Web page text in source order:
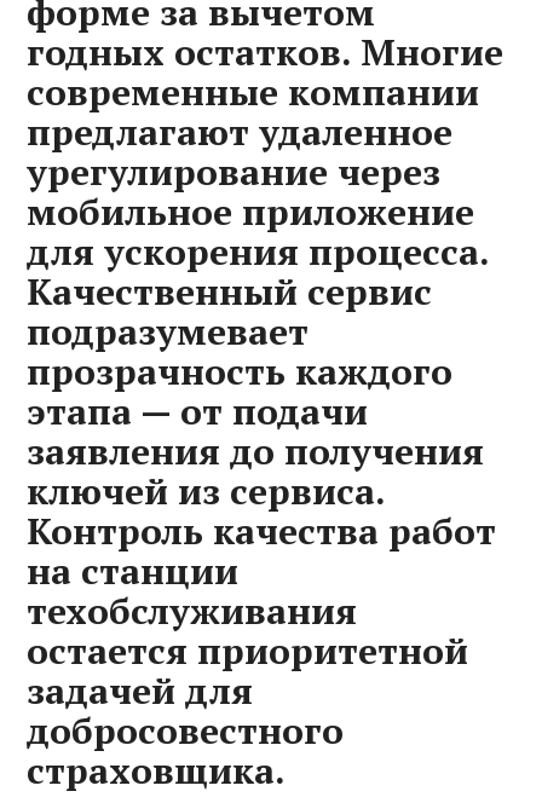
форме за вычетом
годных остатков. Многие
современные компании
предлагают удаленное
урегулирование через
мобильное приложение
для ускорения процесса.
Качественный сервис
подразумевает
прозрачность каждого
этапа — от подачи
заявления до получения
ключей из сервиса.
Контроль качества работ
на станции
техобслуживания
остается приоритетной
задачей для
добросовестного
страховщика.